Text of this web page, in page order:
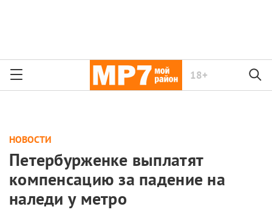
18+
НОВОСТИ
Петербурженке выплатят
компенсацию за падение на
наледи у метро